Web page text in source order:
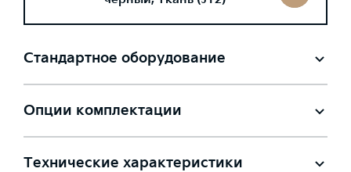
Стандартное оборудование
Опции комплектации
Технические характеристики